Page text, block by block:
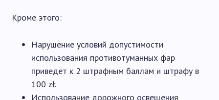
Кроме этого:
Нарушение условий допустимости
использования противотуманных фар
приведет к 2 штрафным баллам и штрафу в
100 zł.
Использование дорожного освещения